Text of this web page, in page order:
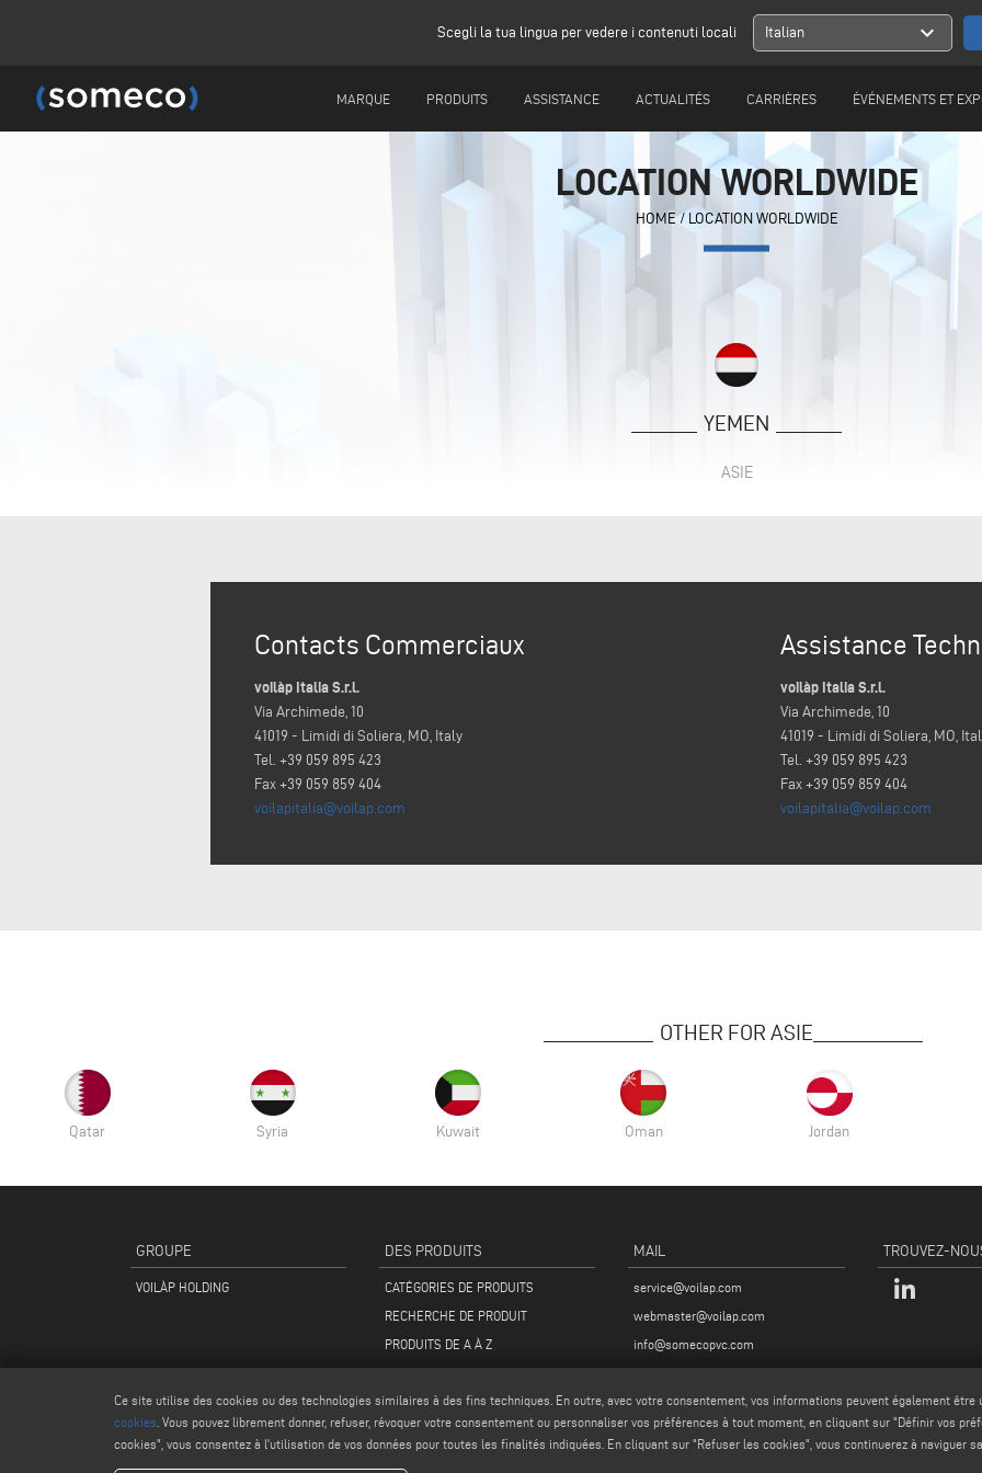
Scegli la tua lingua per vedere i contenuti locali Italian expand_more
MARQUE PRODUITS ASSISTANCE ACTUALITÉS CARRIÈRES ÉVÉNEMENTS ET
LOCATION WORLDWIDE
HOME/ LOCATION WORLDWIDE
YEMEN
ASIE
Contacts Commerciaux
voilàp Italia S.r.l.
Via Archimede, 10
41019 - Limidi di Soliera, MO, Italy
Tel. +39 059 895 423
Fax +39 059 859 404
voilapitalia@voilap.com
Assistance
voilàp Italia S.r.l.
Via Archimede, 10
41019 - Limidi di Soliera, MO,
Tel. +39 059 895 423
Fax +39 059 859 404
voilapitalia@voilap.com
OTHER FOR ASIE
Qatar Syria Kuwait Oman Jordan
GROUPE
VOILÀP HOLDING
DES PRODUITS
CATÉGORIES DE PRODUITS
RECHERCHE DE PRODUIT
PRODUITS DE A À Z
MAIL
service@voilap.com
webmaster@voilap.com
info@somecopvc.com
TROUVEZ-
Ce site utilise des cookies ou des technologies similaires à des fins techniques. En outre, avec votre consentement, vos informations peuvent également
cookies . Vous pouvez librement donner, refuser, révoquer votre consentement ou personnaliser vos préférences à tout moment, en cliquant sur "Définir vos
cookies", vous consentez à l'utilisation de vos données pour toutes les finalités indiquées. En cliquant sur "Refuser les cookies", vous continuerez à naviguer